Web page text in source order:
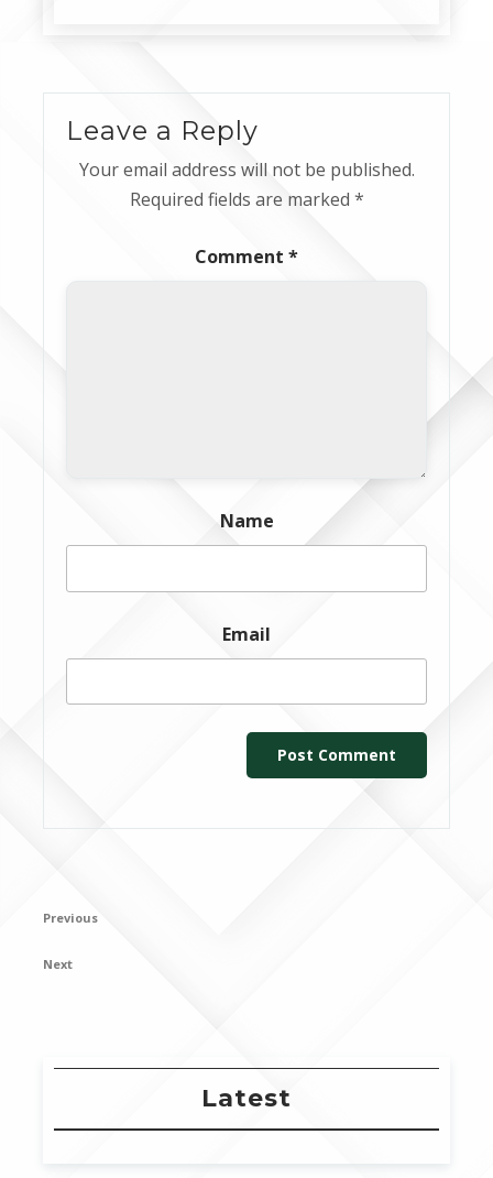
Leave a Reply
Your email address will not be published.
Required fields are marked *
Comment *
Name
Email
Post
Previous
Previous
Next
Next
Latest